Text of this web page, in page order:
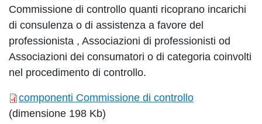
Commissione di controllo quanti ricoprano incarichi
di consulenza o di assistenza a favore del
professionista , Associazioni di professionisti od
Associazioni dei consumatori o di categoria coinvolti
nel procedimento di controllo.
componenti Commissione di controllo
(dimensione 198 Kb)